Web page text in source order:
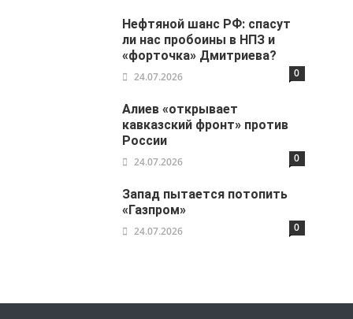
Нефтяной шанс РФ: спасут
ли нас пробоины в НПЗ и
«форточка» Дмитриева?
24.07.2026 0
Алиев «открывает
кавказский фронт» против
России
24.07.2026 0
Запад пытается потопить
«Газпром»
24.07.2026 0